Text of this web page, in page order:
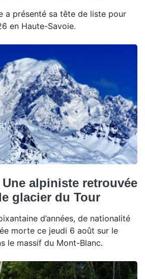
a présenté sa tête de liste pour
en Haute-Savoie.
alpiniste retrouvée
glacier du Tour
d’années, de nationalité
morte ce jeudi 6 août sur le
le massif du Mont-Blanc.